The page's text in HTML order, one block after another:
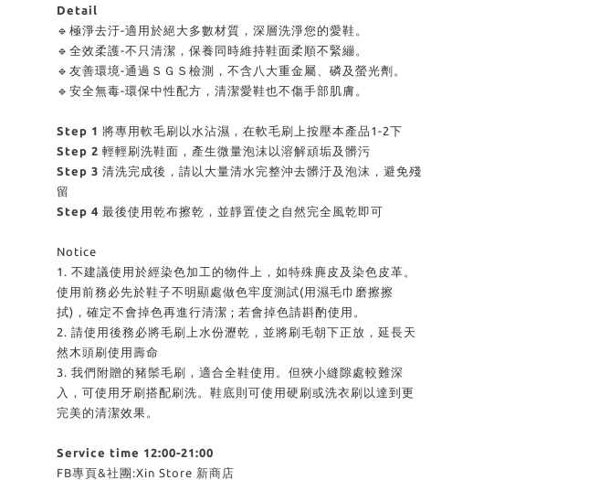
Detail
🔹極淨去汙-適用於絕大多數材質，深層洗淨您的愛鞋。
🔹全效柔護-不只清潔，保養同時維持鞋面柔順不緊繃。
🔹友善環境-通過ＳＧＳ檢測，不含八大重金屬、磷及螢光劑。
🔹安全無毒-環保中性配方，清潔愛鞋也不傷手部肌膚。
Step 1 將專用軟毛刷以水沾濕，在軟毛刷上按壓本產品1-2下
Step 2 輕輕刷洗鞋面，產生微量泡沫以溶解頑垢及髒污
Step 3 清洗完成後，請以大量清水完整沖去髒汙及泡沫，避免殘
留
Step 4 最後使用乾布擦乾，並靜置使之自然完全風乾即可
Notice
1. 不建議使用於經染色加工的物件上，如特殊麂皮及染色皮革。
使用前務必先於鞋子不明顯處做色牢度測試(用濕毛巾磨擦擦
拭)，確定不會掉色再進行清潔 ; 若會掉色請斟酌使用。
2. 請使用後務必將毛刷上水份瀝乾，並將刷毛朝下正放，延長天
然木頭刷使用壽命
3. 我們附贈的豬鬃毛刷，適合全鞋使用。但狹小縫隙處較難深
入，可使用牙刷搭配刷洗。鞋底則可使用硬刷或洗衣刷以達到更
完美的清潔效果。
Service time 12:00-21:00
FB專頁&社團:Xin Store 新商店